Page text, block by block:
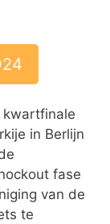
kwartfinale
in Berlijn
fase
van de
te